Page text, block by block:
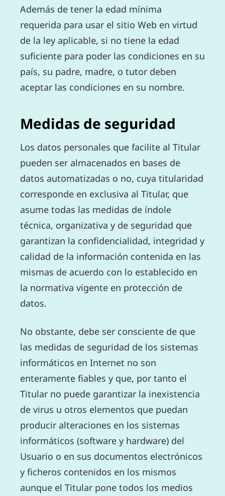
Además de tener la edad mínima
requerida para usar el sitio Web en virtud
de la ley aplicable, si no tiene la edad
suficiente para poder las condiciones en su
país, su padre, madre, o tutor deben
aceptar las condiciones en su nombre.
Medidas de seguridad
Los datos personales que facilite al Titular
pueden ser almacenados en bases de
datos automatizadas o no, cuya titularidad
corresponde en exclusiva al Titular, que
asume todas las medidas de índole
técnica, organizativa y de seguridad que
garantizan la confidencialidad, integridad y
calidad de la información contenida en las
mismas de acuerdo con lo establecido en
la normativa vigente en protección de
datos.
No obstante, debe ser consciente de que
las medidas de seguridad de los sistemas
informáticos en Internet no son
enteramente fiables y que, por tanto el
Titular no puede garantizar la inexistencia
de virus u otros elementos que puedan
producir alteraciones en los sistemas
informáticos (software y hardware) del
Usuario o en sus documentos electrónicos
y ficheros contenidos en los mismos
aunque el Titular pone todos los medios